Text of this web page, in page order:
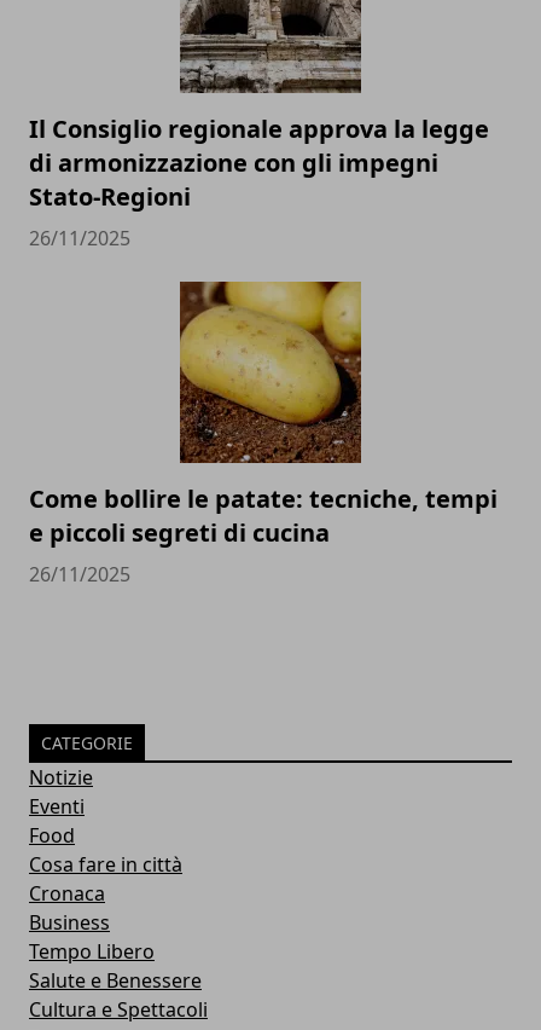
Il Consiglio regionale approva la legge
di armonizzazione con gli impegni
Stato-Regioni
26/11/2025
Come bollire le patate: tecniche, tempi
e piccoli segreti di cucina
26/11/2025
CATEGORIE
Notizie
Eventi
Food
Cosa fare in città
Cronaca
Business
Tempo Libero
Salute e Benessere
Cultura e Spettacoli